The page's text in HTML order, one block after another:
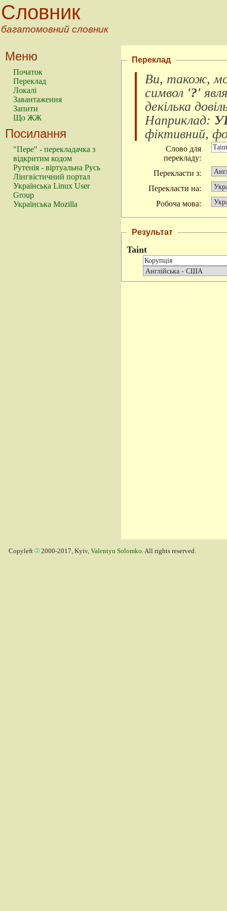
Словник
багатомовний словник
Меню
Початок
Переклад
Локалі
Завантаження
Запити
Що ЖЖ
Посилання
"Пере" - перекладачка з
відкритим кодом
Рутенія - віртуальна Русь
Лінгвістичний портал
Українська Linux User
Group
Українська Mozilla
Переклад
Ви, також,
символ '?'
декілька
Наприклад:
фіктивний,
Слово для
перекладу:
Перекласти з:
Перекласти на:
Робоча мова:
Результат
Taint
Copyleft 2000-2017, Kyiv, Valentyn Solomko. All rights reserved.